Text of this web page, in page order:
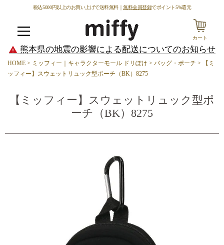
税込5000円以上のお買い上げで送料無料｜無料会員登録でポイント5%還元
カート
熊本県の地震の影響による配送についてのお知らせ
HOME ミッフィー｜キャラクターモール ドリぽけ バッグ・ポーチ
【ミ
ッフィー】スウェットリュック型ポーチ（BK）8275
【ミッフィー】スウェットリュック型ポ
ーチ（BK）8275